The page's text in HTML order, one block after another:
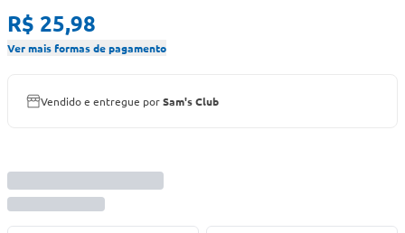
R$ 25,98
Ver mais formas de pagamento
Vendido e entregue porSam's Club